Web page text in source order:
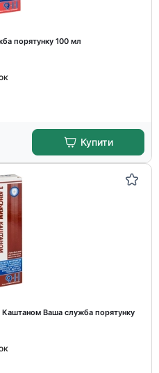
порятунку 100 мл
Купити
Каштаном Ваша служба порятунку